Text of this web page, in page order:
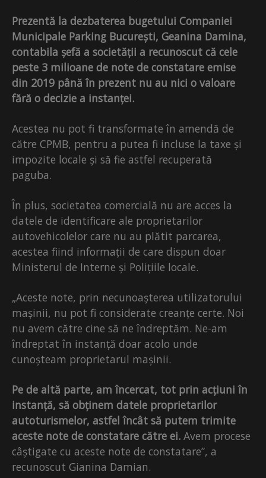
Prezentă la dezbaterea bugetului Companiei
Municipale Parking București, Geanina Damina,
contabila șefă a societății a recunoscut că cele
peste 3 milioane de note de constatare emise
din 2019 până în prezent nu au nici o valoare
fără o decizie a instanței.
Acestea nu pot fi transformate în amendă de
către CPMB, pentru a putea fi incluse la taxe și
impozite locale și să fie astfel recuperată
paguba.
În plus, societatea comercială nu are acces la
datele de identificare ale proprietarilor
autovehicolelor care nu au plătit parcarea,
acestea fiind informații de care dispun doar
Ministerul de Interne și Polițiile locale.
„Aceste note, prin necunoașterea utilizatorului
mașinii, nu pot fi considerate creanțe certe. Noi
nu avem către cine să ne îndreptăm. Ne-am
îndreptat în instanță doar acolo unde
cunoșteam proprietarul mașinii.
Pe de altă parte, am încercat, tot prin acțiuni în
instanță, să obținem datele proprietarilor
autoturismelor, astfel încât să putem trimite
aceste note de constatare către ei. Avem procese
câștigate cu aceste note de constatare”, a
recunoscut Gianina Damian.